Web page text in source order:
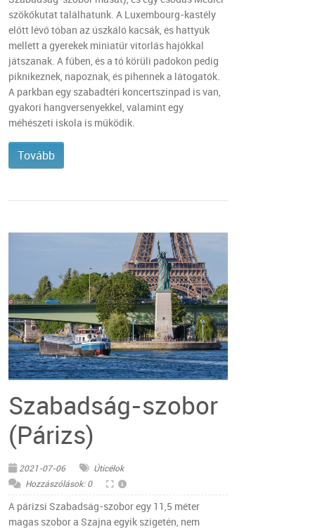
szökőkutat találhatunk. A Luxembourg-kastély
előtt lévő tóban az úszkáló kacsák, és hattyúk
mellett a gyerekek miniatűr vitorlás hajókkal
játszanak. A fűben, és a tó körüli padokon pedig
piknikeznek, napoznak, és pihennek a látogatók.
A parkban egy szabadtéri koncertszínpad is van,
gyakori hangversenyekkel, valamint egy
méhészeti iskola is működik.
Tovább
Szabadság-szobor
(Párizs)
2021-07-06
Úticélok
Hozzászólások: 0
A párizsi Szabadság-szobor egy 11,5 méter
magas szobor a Szajna egyik szigetén, nem